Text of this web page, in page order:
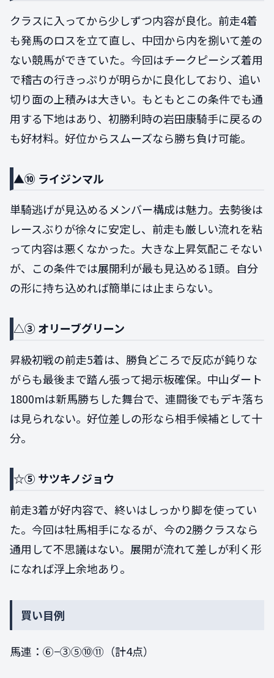
クラスに入ってから少しずつ内容が良化。前走4着
も発馬のロスを立て直し、中団から内を捌いて差の
ない競馬ができていた。今回はチークピーシズ着用
で稽古の行きっぷりが明らかに良化しており、追い
切り面の上積みは大きい。もともとこの条件でも通
用する下地はあり、初勝利時の岩田康騎手に戻るの
も好材料。好位からスムーズなら勝ち負け可能。
▲⑩ ライジンマル
単騎逃げが見込めるメンバー構成は魅力。去勢後は
レースぶりが徐々に安定し、前走も厳しい流れを粘
って内容は悪くなかった。大きな上昇気配こそない
が、この条件では展開利が最も見込める1頭。自分
の形に持ち込めれば簡単には止まらない。
△③ オリーブグリーン
昇級初戦の前走5着は、勝負どころで反応が鈍りな
がらも最後まで踏ん張って掲示板確保。中山ダート
1800mは新馬勝ちした舞台で、連闘後でもデキ落ち
は見られない。好位差しの形なら相手候補として十
分。
☆⑤ サツキノジョウ
前走3着が好内容で、終いはしっかり脚を使ってい
た。今回は牡馬相手になるが、今の2勝クラスなら
通用して不思議はない。展開が流れて差しが利く形
になれば浮上余地あり。
買い目例
馬連：⑥−③⑤⑩⑪（計4点）